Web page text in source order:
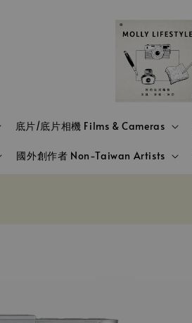
底片/底片相機 Films & Cameras
國外創作者 Non-Taiwan Artists